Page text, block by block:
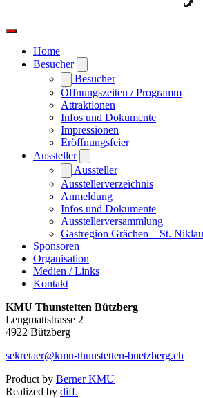
Home
Besucher
Besucher
Öffnungszeiten / Programm
Attraktionen
Infos und Dokumente
Impressionen
Eröffnungsfeier
Aussteller
Aussteller
Ausstellerverzeichnis
Anmeldung
Infos und Dokumente
Ausstellerversammlung
Gastregion Grächen – St.
Sponsoren
Organisation
Medien / Links
Kontakt
KMU Thunstetten Bützberg
Lengmattstrasse 2
4922 Bützberg
sekretaer@kmu-thunstetten-buetzberg.ch
Product by Berner KMU
Realized by diff.